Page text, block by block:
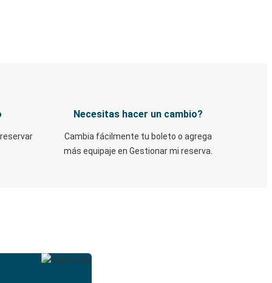
Necesitas hacer un cambio?
Cambia fácilmente tu boleto o agrega
más equipaje en Gestionar mi reserva.